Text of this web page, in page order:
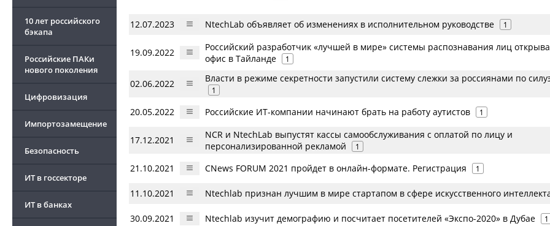
10 лет российского
бэкапа
Российские ПАКи
нового поколения
Цифровизация
Импортозамещение
Безопасность
ИТ в госсекторе
ИТ в банках
12.07.2023 NtechLab объявляет об изменениях в исполнительном руководстве 1
19.09.2022
Российский разработчик «лучшей в мире» системы распознавания лиц
офис в Тайланде
1
02.06.2022 Власти в режиме секретности запустили систему слежки за россиянами по
1
20.05.2022 Российские ИТ-компании начинают брать на работу аутистов 1
17.12.2021
NCR и NtechLab выпустят кассы самообслуживания c оплатой по лицу и
персонализированной рекламой
1
21.10.2021 CNews FORUM 2021 пройдет в онлайн-формате. Регистрация 1
11.10.2021 Ntechlab признан лучшим в мире стартапом в сфере искусственного
30.09.2021 Ntechlab изучит демографию и посчитает посетителей «Экспо-2020» в Дубае 1